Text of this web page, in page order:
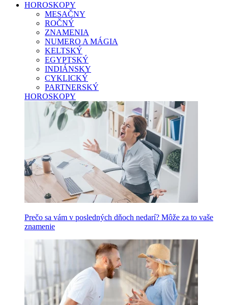
HOROSKOPY
MESAČNY
ROČNÝ
ZNAMENIA
NUMERO A MÁGIA
KELTSKÝ
EGYPTSKÝ
INDIÁNSKY
CYKLICKÝ
PARTNERSKÝ
HOROSKOPY
Prečo sa vám v posledných dňoch nedarí? Môže za to vaše
znamenie